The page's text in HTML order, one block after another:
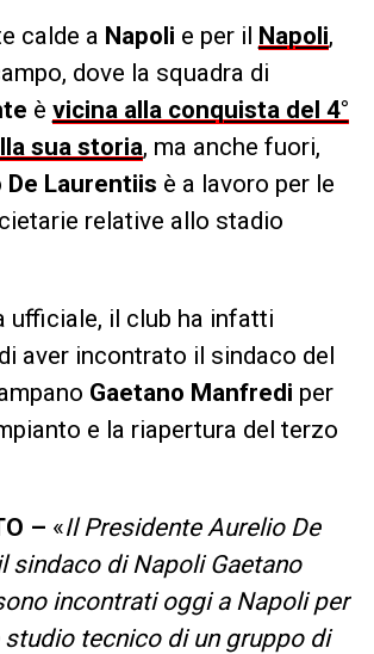
calde a Napoli e per il Napoli,
dove la squadra di
è vicina alla conquista del 4°
sua storia, ma anche fuori,
De Laurentiis è a lavoro per le
relative allo stadio
ufficiale, il club ha infatti
aver incontrato il sindaco del
Gaetano Manfredi per
e la riapertura del terzo
– «Il Presidente Aurelio De
sindaco di Napoli Gaetano
incontrati oggi a Napoli per
studio tecnico di un gruppo di